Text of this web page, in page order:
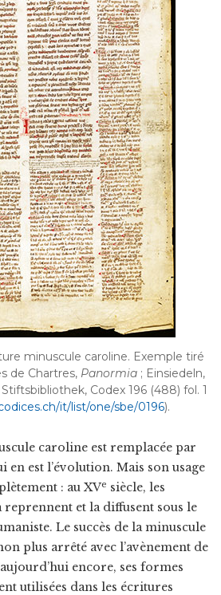
minuscule caroline. Exemple tiré
de Chartres, Panormia; Einsiedeln,
Codex 196 (488) fol. 1
it/list/one/sbe/0196).
caroline est remplacée par
en est l’évolution. Mais son usage
: au XVe siècle, les
reprennent et la diffusent sous le
Le succès de la minuscule
plus arrêté avec l’avènement de
encore, ses formes
utilisées dans les écritures